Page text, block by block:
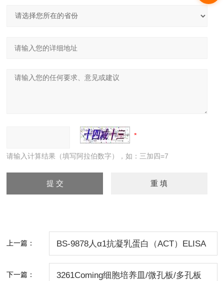
请输入计算结果（填写阿拉伯数字），如：三加四=7
上一篇： BS-9878人α1抗凝乳蛋白（ACT）ELISA
下一篇： 3261Coming细胞培养皿/微孔板/多孔板